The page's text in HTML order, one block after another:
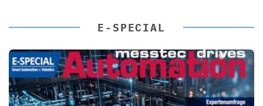
E-SPECIAL